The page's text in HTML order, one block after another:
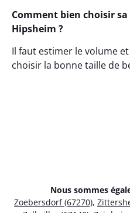
Comment bien choisir
Hipsheim ?
Il faut estimer le volume
choisir la bonne taille de
Nous sommes
Zoebersdorf (67270),